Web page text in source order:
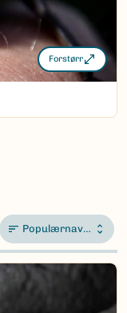
Forstørr
Populærnavn A-Å